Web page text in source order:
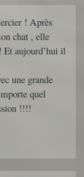
! Après
chat , elle
Et aujourd’hui il
une grande
quel
!!!!